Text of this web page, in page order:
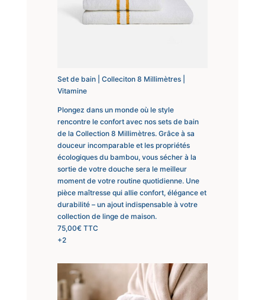
Set de bain | Colleciton 8 Millimètres |
Vitamine
Plongez dans un monde où le style
rencontre le confort avec nos sets de bain
de la Collection 8 Millimètres. Grâce à sa
douceur incomparable et les propriétés
écologiques du bambou, vous sécher à la
sortie de votre douche sera le meilleur
moment de votre routine quotidienne. Une
pièce maîtresse qui allie confort, élégance et
durabilité – un ajout indispensable à votre
collection de linge de maison.
75,00€ TTC
+2